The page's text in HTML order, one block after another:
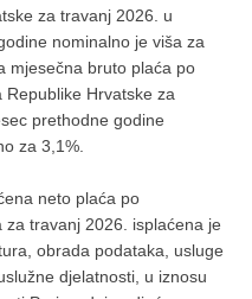
za travanj 2026. u
nominalno je viša za
mjesečna bruto plaća po
Hrvatske za
prethodne godine
za 3,1%.
neto plaća po
travanj 2026. isplaćena je
obrada podataka, usluge
djelatnosti, u iznosu